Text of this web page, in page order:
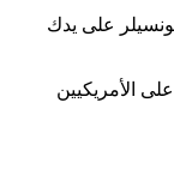
بك وتطبيق كونسيلر على يدك
الأمريكيين